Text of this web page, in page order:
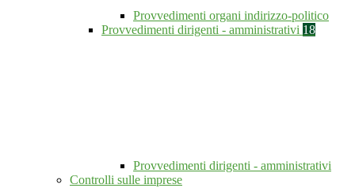
Provvedimenti organi indirizzo-politico
Provvedimenti dirigenti - amministrativi 18
Provvedimenti dirigenti - amministrativi
Controlli sulle imprese